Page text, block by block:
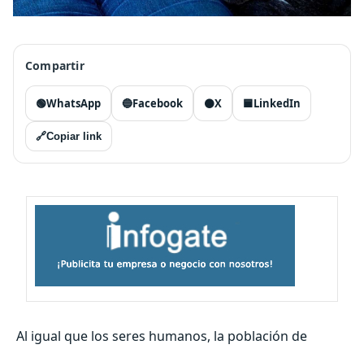
Compartir
🟢WhatsApp 🔵Facebook ⚫X 🟦LinkedIn
🔗Copiar link
Al igual que los seres humanos, la población de